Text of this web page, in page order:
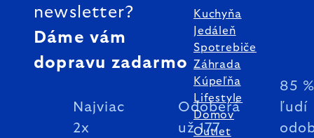
newsletter?
Dáme vám
dopravu zadarmo
Najviac
2x
Odoberá
už 177
85 %
ľudí
Kuchyňa
Jedáleň
Spotrebiče
Záhrada
Kúpeľňa
Lifestyle
Domov
Outlet